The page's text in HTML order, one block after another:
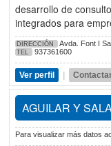
desarrollo de
integrados para
DIRECCIÓN Avda. Font I
TEL 937361600
Ver perfil
AGUILAR Y
Para visualizar más datos